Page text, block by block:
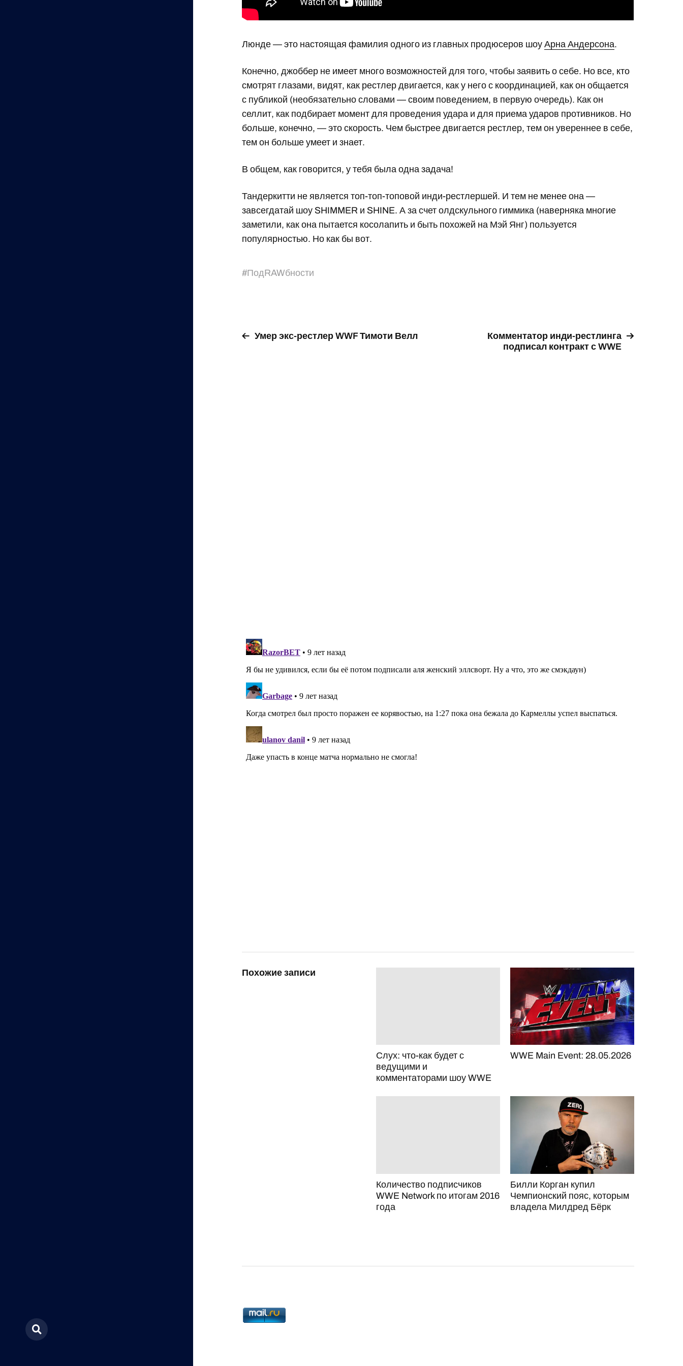
Люнде — это настоящая фамилия одного из главных продюсеров шоуАрна Андерсона.
Конечно, джоббер не имеет много возможностей для того, чтобы заявить о себе. Но все, кто
смотрят глазами, видят, как рестлер двигается, как у него с координацией, как он общается
с публикой (необязательно словами — своим поведением, в первую очередь). Как он
селлит, как подбирает момент для проведения удара и для приема ударов противников. Но
больше, конечно, — это скорость. Чем быстрее двигается рестлер, тем он увереннее в себе,
тем он больше умеет и знает.
В общем, как говорится, у тебя была одна задача!
Тандеркитти не является топ-топ-топовой инди-рестлершей. И тем не менее она —
завсегдатай шоу SHIMMER и SHINE. А за счет олдскульного гиммика (наверняка многие
заметили, как она пытается косолапить и быть похожей на Мэй Янг) пользуется
популярностью. Но как бы вот.
#ПодRAWбности
Умер экс-рестлер WWF Тимоти Велл
Комментатор инди-рестлинга
подписал контракт с WWE
Похожие записи
Слух: что-как будет с
ведущими и
комментаторами шоу WWE
WWE Main Event: 28.05.2026
Количество подписчиков
WWE Network по итогам 2016
года
Билли Корган купил
Чемпионский пояс, которым
владела Милдред Бёрк